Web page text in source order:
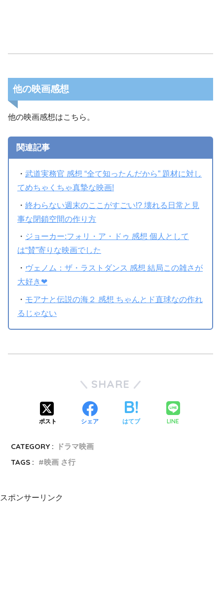
他の映画感想
他の映画感想はこちら。
関連記事
・武道実務官 感想 “全て知ったんだから” 題材に対し
てめちゃくちゃ真摯な映画!
・終わらない週末のここがすごい!? 壊れる日常と見
事な閉鎖空間の作り方
・ ジョーカー:フォリ・ア・ドゥ 感想 個人として
は“賛”寄りな映画でした
・ ヴェノム：ザ・ラストダンス 感想 結局この雑さが
大好き❤
・ モアナと伝説の海２ 感想 ちゃんとド直球なの作れ
るじゃない
SHARE
ポスト シェア はてブ LINE
CATEGORY :
ドラマ映画
TAGS :
映画 さ行
スポンサーリンク